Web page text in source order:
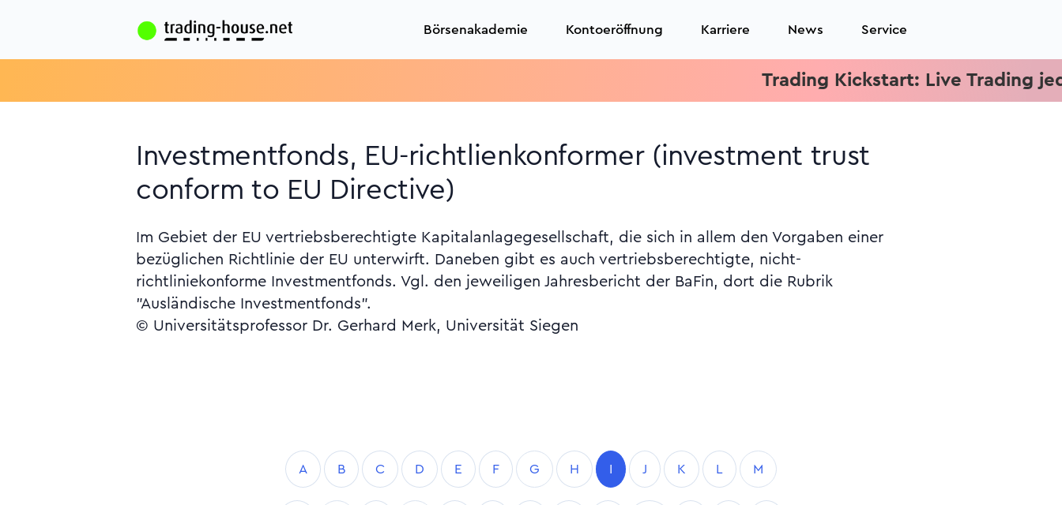
Börsenakademie Kontoeröffnung Karriere News Service
Trading Kickstart: Live Trading jeden
Investmentfonds, EU-richtlienkonformer (investment trust
conform to EU Directive)
Im Gebiet der EU vertriebsberechtigte Kapitalanlagegesellschaft, die sich in allem den Vorgaben einer
bezüglichen Richtlinie der EU unterwirft. Daneben gibt es auch vertriebsberechtigte, nicht-
richtliniekonforme Investmentfonds. Vgl. den jeweiligen Jahresbericht der BaFin, dort die Rubrik
"Ausländische Investmentfonds".
© Universitätsprofessor Dr. Gerhard Merk, Universität Siegen
A B C D E F G H I J K L M